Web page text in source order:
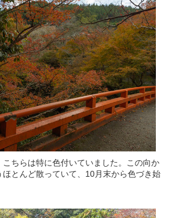
ちらは特に色付いていました。この向か
とんど散っていて、10月末から色づき始